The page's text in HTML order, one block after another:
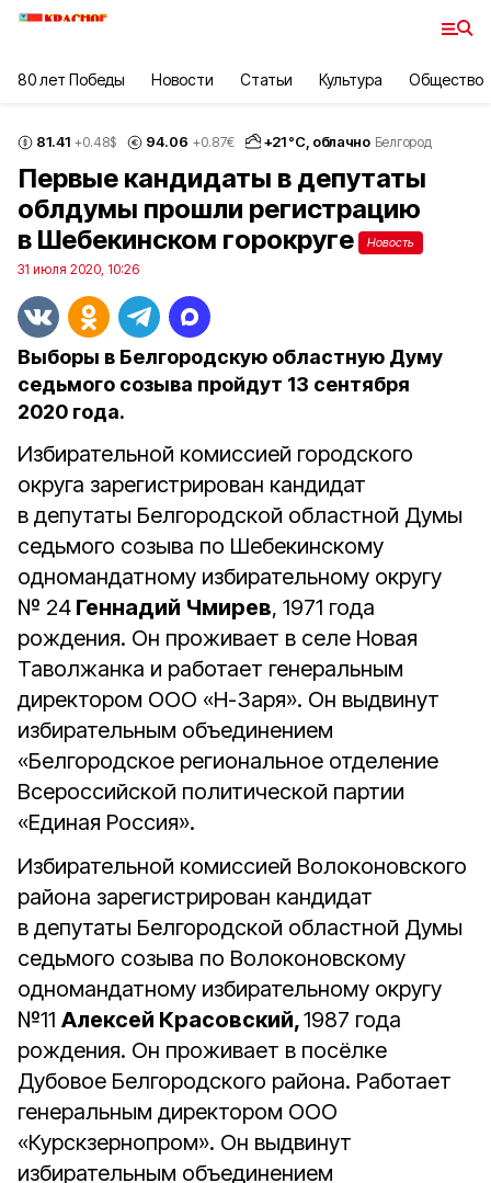
80 лет Победы Новости Статьи Культура Общество
81.41 +0.48$ 94.06 +0.87€ +21°С, облачно Белгород
Первые кандидаты в депутаты
облдумы прошли регистрацию
в Шебекинском горокруге
Новость
31 июля 2020, 10:26
Выборы в Белгородскую областную Думу
седьмого созыва пройдут 13 сентября
2020 года.
Избирательной комиссией городского
округа зарегистрирован кандидат
в депутаты Белгородской областной Думы
седьмого созыва по Шебекинскому
одномандатному избирательному округу
№ 24 Геннадий Чмирев, 1971 года
рождения. Он проживает в селе Новая
Таволжанка и работает генеральным
директором ООО «Н-Заря». Он выдвинут
избирательным объединением
«Белгородское региональное отделение
Всероссийской политической партии
«Единая Россия».
Избирательной комиссией Волоконовского
района зарегистрирован кандидат
в депутаты Белгородской областной Думы
седьмого созыва по Волоконовскому
одномандатному избирательному округу
№11 Алексей Красовский,1987 года
рождения. Он проживает в посёлке
Дубовое Белгородского района. Работает
генеральным директором ООО
«Курскзернопром». Он выдвинут
избирательным объединением